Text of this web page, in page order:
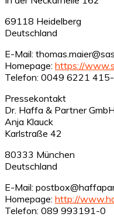
69118 Heidelberg
Deutschland
E-Mail:
Homepage: https://
Telefon: 0049 6221
Pressekontakt
Dr. Haffa & Partner GmbH
Anja Klauck
Karlstraße 42
80333 München
Deutschland
E-Mail:
Homepage: http://
Telefon: 089 993191-0